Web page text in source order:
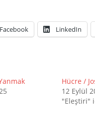
Facebook LinkedIn
Hücre /
12 Eylül
"Eleştiri"